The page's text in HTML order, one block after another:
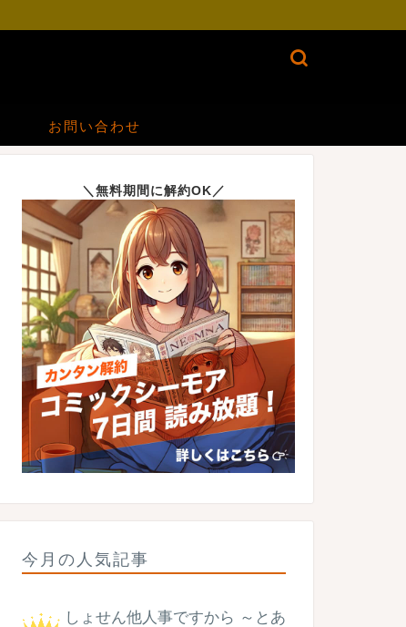
お問い合わせ
＼無料期間に解約OK／
今月の人気記事
しょせん他人事ですから ～とあ